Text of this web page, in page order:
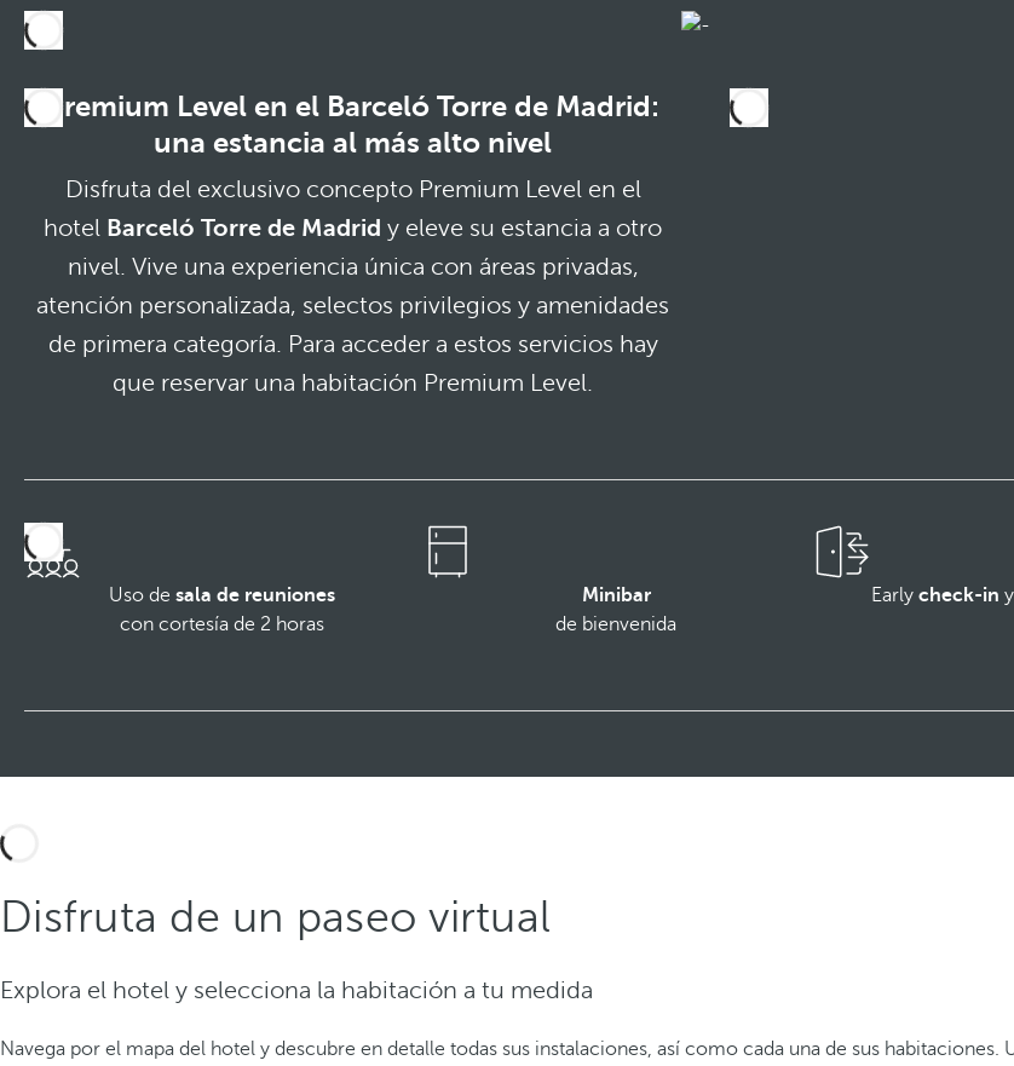
Premium Level en el Barceló Torre de Madrid:
una estancia al más alto nivel
Disfruta del exclusivo concepto Premium Level en el
hotel Barceló Torre de Madrid y eleve su estancia a otro
nivel. Vive una experiencia única con áreas privadas,
atención personalizada, selectos privilegios y amenidades
de primera categoría. Para acceder a estos servicios hay
que reservar una habitación Premium Level.
Uso de sala de reuniones
con cortesía de 2 horas
Minibar
de bienvenida
Earlycheck-in
Disfruta de un paseo virtual
Explora el hotel y selecciona la habitación a tu medida
Navega por el mapa del hotel y descubre en detalle todas sus instalaciones, así como cada una de sus